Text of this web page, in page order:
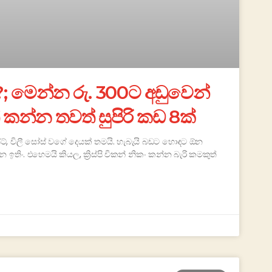
මෙන්න රු. 300ට අඩුවෙන්
කන්න තවත් සුපිරි කඩ 8ක්
චිලී සෝස් වගේ දෙයක් තමයි. හැබැයි බඩට හොඳට ඕන
එහෙමයි කියල, ක්‍රිස්පි චිකන් නිකං කන්න බැරි කමකුත්